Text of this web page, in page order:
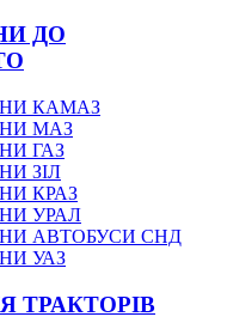
ДО
КАМАЗ
МАЗ
ГАЗ
ЗІЛ
КРАЗ
УРАЛ
АВТОБУСИ СНД
УАЗ
ТРАКТОРІВ